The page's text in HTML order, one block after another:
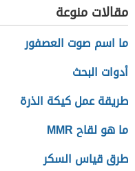
مقالات منوعة
ما اسم صوت العصفور
أدوات البحث
طريقة عمل كيكة الذرة
ما هو لقاح MMR
طرق قياس السكر